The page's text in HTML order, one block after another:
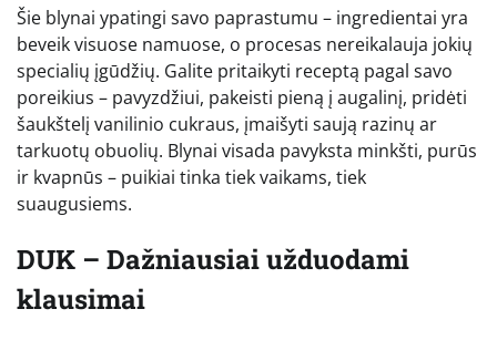
Šie blynai ypatingi savo paprastumu – ingredientai yra
beveik visuose namuose, o procesas nereikalauja jokių
specialių įgūdžių. Galite pritaikyti receptą pagal savo
poreikius – pavyzdžiui, pakeisti pieną į augalinį, pridėti
šaukštelį vanilinio cukraus, įmaišyti saują razinų ar
tarkuotų obuolių. Blynai visada pavyksta minkšti, purūs
ir kvapnūs – puikiai tinka tiek vaikams, tiek
suaugusiems.
DUK – Dažniausiai užduodami
klausimai